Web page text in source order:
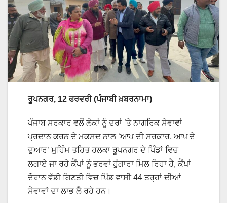
ਰੂਪਨਗਰ, 12 ਫਰਵਰੀ (ਪੰਜਾਬੀ ਖ਼ਬਰਨਾਮਾ)
ਪੰਜਾਬ ਸਰਕਾਰ ਵਲੋਂ ਲੋਕਾਂ ਨੂੰ ਦਰਾਂ ’ਤੇ ਨਾਗਰਿਕ ਸੇਵਾਵਾਂ
ਪ੍ਰਦਾਨ ਕਰਨ ਦੇ ਮਕਸਦ ਨਾਲ ‘ਆਪ ਦੀ ਸਰਕਾਰ, ਆਪ ਦੇ
ਦੁਆਰ’ ਮੁਹਿੰਮ ਤਹਿਤ ਹਲਕਾ ਰੂਪਨਗਰ ਦੇ ਪਿੰਡਾਂ ਵਿਚ
ਲਗਾਏ ਜਾ ਰਹੇ ਕੈਂਪਾਂ ਨੂੰ ਭਰਵਾਂ ਹੁੰਗਾਰਾ ਮਿਲ ਰਿਹਾ ਹੈ, ਕੈਂਪਾਂ
ਦੌਰਾਨ ਵੱਡੀ ਗਿਣਤੀ ਵਿਚ ਪਿੰਡ ਵਾਸੀ 44 ਤਰ੍ਹਾਂ ਦੀਆਂ
ਸੇਵਾਵਾਂ ਦਾ ਲਾਭ ਲੈ ਰਹੇ ਹਨ।